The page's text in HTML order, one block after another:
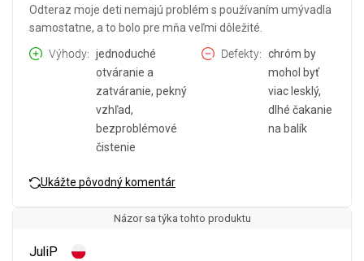
Odteraz moje deti nemajú problém s používaním umývadla
samostatne, a to bolo pre mňa veľmi dôležité.
Výhody
jednoduché
otváranie a
zatváranie, pekný
vzhľad,
bezproblémové
čistenie
Defekty
chróm by
mohol byť
viac lesklý,
dlhé čakanie
na balík
Ukážte pôvodný komentár
Názor sa týka tohto produktu
JuliP